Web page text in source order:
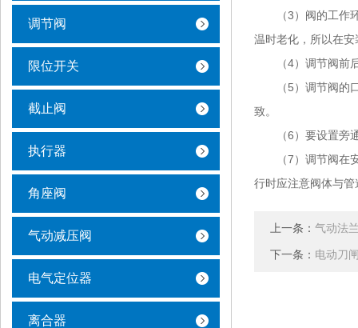
（3）阀的工作环
温时老化，所以在
（4）调节阀前后
（5）调节阀的口
致。
（6）要设置旁通
（7）调节阀在安
行时应注意阀体
上一条： 气动法
下一条： 电动刀
调节阀
限位开关
截止阀
执行器
角座阀
气动减压阀
电气定位器
离合器